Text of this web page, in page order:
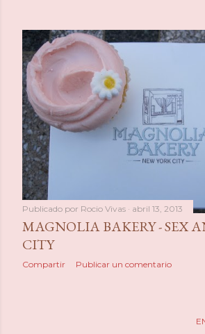
Publicado por Rocio Vivas abril 13, 2013
MAGNOLIA BAKERY - SEX
CITY
Compartir Publicar un comentario